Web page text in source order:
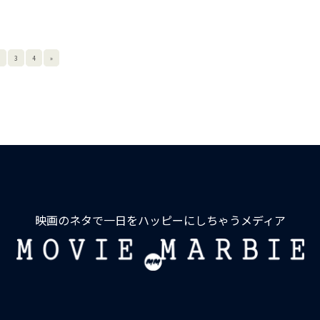
3 4 »
映画のネタで一日をハッピーにしちゃうメディア
MOVIE
MARBIE